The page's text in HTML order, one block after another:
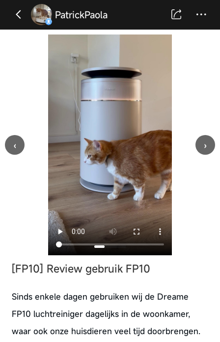
PatrickPaola
‹ ›
[FP10] Review gebruik FP10
Sinds enkele dagen gebruiken wij de Dreame
FP10 luchtreiniger dagelijks in de woonkamer,
waar ook onze huisdieren veel tijd doorbrengen.